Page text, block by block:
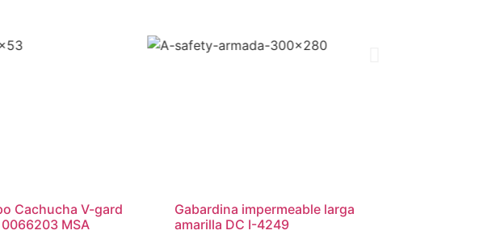
Cachucha V-gard
MSA
Gabardina impermeable larga
amarilla DC I-4249